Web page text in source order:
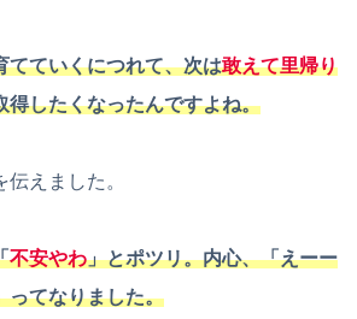
てていくにつれて、次は敢えて里帰り
得したくなったんですよね。
えました。
不安やわ」とポツリ。内心、「えーー
ってなりました。